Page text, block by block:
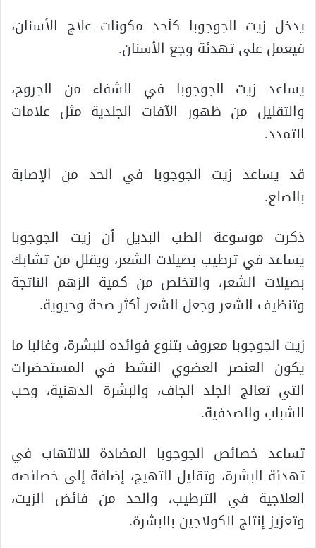
يدخل زيت الجوجوبا كأحد مكونات علاج الأسنان،
فيعمل على تهدئة وجع الأسنان.
يساعد زيت الجوجوبا في الشفاء من الجروح،
والتقليل من ظهور الآفات الجلدية مثل علامات
التمدد.
قد يساعد زيت الجوجوبا في الحد من الإصابة
بالصلع.
ذكرت موسوعة الطب البديل أن زيت الجوجوبا
يساعد في ترطيب بصيلات الشعر، ويقلل من تشابك
بصيلات الشعر، والتخلص من كمية الزهم الناتجة
وتنظيف الشعر وجعل الشعر أكثر صحة وحيوية.
زيت الجوجوبا معروف بتنوع فوائده للبشرة، وغالبا ما
يكون العنصر العضوي النشط في المستحضرات
التي تعالج الجلد الجاف، والبشرة الدهنية، وحب
الشباب والصدفية.
تساعد خصائص الجوجوبا المضادة للالتهاب في
تهدئة البشرة، وتقليل التهيج، إضافة إلى خصائصه
العلاجية في الترطيب، والحد من فائض الزيت،
وتعزيز إنتاج الكولاجين بالبشرة.